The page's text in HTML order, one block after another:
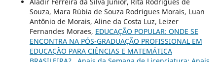
Souza, Mara Rúbia de Souza Rodrigues Morais, Luan
Antônio de Morais, Aline da Costa Luz, Leizer
Fernandes Moraes, EDUCAÇÃO POPULAR: ONDE SE
ENCONTRA NA PÓS-GRADUAÇÃO PROFISSIONAL EM
EDUCAÇÃO PARA CIÊNCIAS E MATEMÁTICA